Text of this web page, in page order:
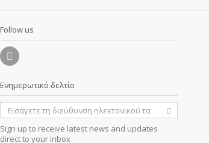
Follow us
Ενημερωτικό δελτίο
Sign up to receive latest news and updates
direct to your inbox